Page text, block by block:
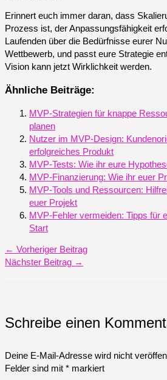
Erinnert euch immer daran, dass
Prozess ist, der Anpassungsfähigkeit
Laufenden über die Bedürfnisse eurer
Wettbewerb, und passt eure Strategie
Vision kann jetzt Wirklichkeit werden.
Ähnliche Beiträge:
MVP-Strategien für knappe
planen
Nutzer im MVP-Design:
erfolgreiches Produkt
MVP-Tests: Wie ihr eure
MVP-Finanzierung: Wie ihr euer
MVP-Tools und Ressourcen:
euer Projekt
MVP-Fehler vermeiden: Tipps für
Start
← Vorheriger Beitrag
Nächster Beitrag →
Schreibe einen
Deine E-Mail-Adresse wird nicht
Felder sind mit * markiert